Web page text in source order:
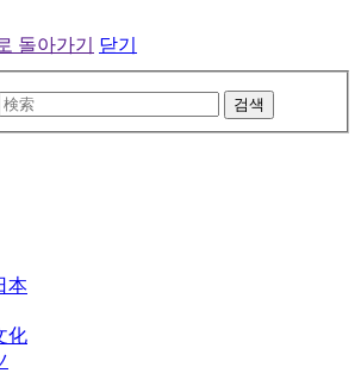
돌아가기
닫기
검색
本
化